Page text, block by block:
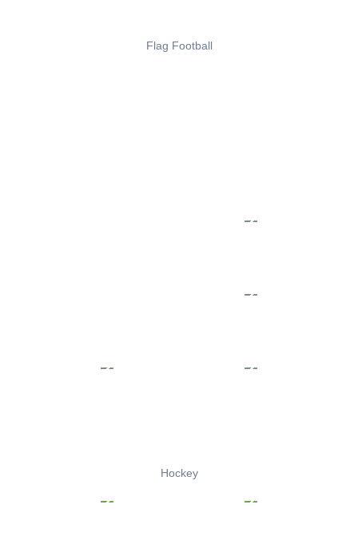
Flag Football
Hockey